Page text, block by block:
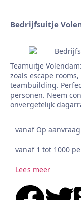
Bedrijfsuitje
Teamuitje
zoals escape
teambuilding.
personen. Neem
onvergetelijk
vanaf Op
vanaf 1 tot 1000
Lees meer